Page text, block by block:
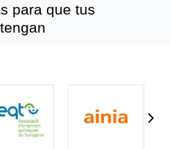
para que tus